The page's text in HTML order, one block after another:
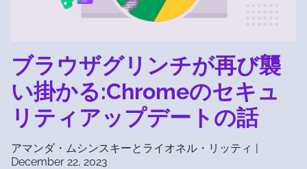
ブラウザグリンチが再び襲
い掛かる:Chromeのセキュ
リティアップデートの話
アマンダ・ムシンスキーとライオネル・リッティ |
December 22, 2023